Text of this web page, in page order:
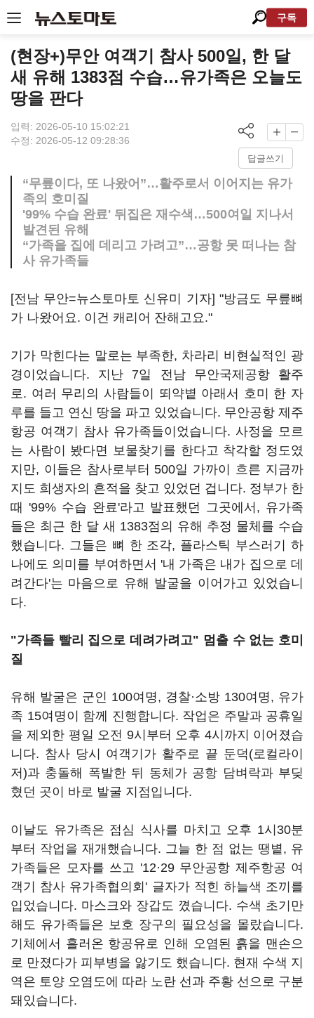
구독
(현장+)무안 여객기 참사 500일, 한 달
새 유해 1383점 수습…유가족은 오늘도
땅을 판다
입력: 2026-05-10 15:02:21
수정: 2026-05-12 09:28:36
답글쓰기
“무릎이다, 또 나왔어”…활주로서 이어지는 유가
족의 호미질
'99% 수습 완료' 뒤집은 재수색…500여일 지나서
발견된 유해
“가족을 집에 데리고 가려고”…공항 못 떠나는 참
사 유가족들
[전남 무안=뉴스토마토 신유미 기자] "방금도 무릎뼈
가 나왔어요. 이건 캐리어 잔해고요."
기가 막힌다는 말로는 부족한, 차라리 비현실적인 광
경이었습니다. 지난 7일 전남 무안국제공항 활주
로. 여러 무리의 사람들이 뙤약볕 아래서 호미 한 자
루를 들고 연신 땅을 파고 있었습니다. 무안공항 제주
항공 여객기 참사 유가족들이었습니다. 사정을 모르
는 사람이 봤다면 보물찾기를 한다고 착각할 정도였
지만, 이들은 참사로부터 500일 가까이 흐른 지금까
지도 희생자의 흔적을 찾고 있었던 겁니다. 정부가 한
때 '99% 수습 완료'라고 발표했던 그곳에서, 유가족
들은 최근 한 달 새 1383점의 유해 추정 물체를 수습
했습니다. 그들은 뼈 한 조각, 플라스틱 부스러기 하
나에도 의미를 부여하면서 '내 가족은 내가 집으로 데
려간다'는 마음으로 유해 발굴을 이어가고 있었습니
다.
"가족들 빨리 집으로 데려가려고" 멈출 수 없는 호미
질
유해 발굴은 군인 100여명, 경찰·소방 130여명, 유가
족 15여명이 함께 진행합니다. 작업은 주말과 공휴일
을 제외한 평일 오전 9시부터 오후 4시까지 이어졌습
니다. 참사 당시 여객기가 활주로 끝 둔덕(로컬라이
저)과 충돌해 폭발한 뒤 동체가 공항 담벼락과 부딪
혔던 곳이 바로 발굴 지점입니다.
이날도 유가족은 점심 식사를 마치고 오후 1시30분
부터 작업을 재개했습니다. 그늘 한 점 없는 땡볕, 유
가족들은 모자를 쓰고 '12·29 무안공항 제주항공 여
객기 참사 유가족협의회' 글자가 적힌 하늘색 조끼를
입었습니다. 마스크와 장갑도 꼈습니다. 수색 초기만
해도 유가족들은 보호 장구의 필요성을 몰랐습니다.
기체에서 흘러온 항공유로 인해 오염된 흙을 맨손으
로 만졌다가 피부병을 앓기도 했습니다. 현재 수색 지
역은 토양 오염도에 따라 노란 선과 주황 선으로 구분
돼있습니다.